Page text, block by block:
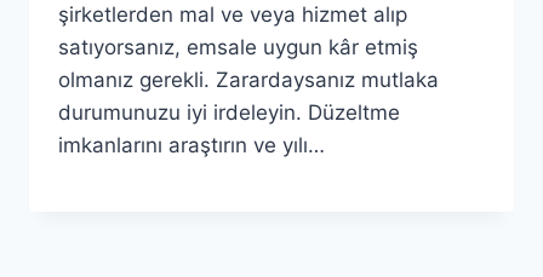
şirketlerden mal ve veya hizmet alıp
satıyorsanız, emsale uygun kâr etmiş
olmanız gerekli. Zarardaysanız mutlaka
durumunuzu iyi irdeleyin. Düzeltme
imkanlarını araştırın ve yılı…